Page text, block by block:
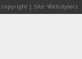
copyright | Site: Webstylers